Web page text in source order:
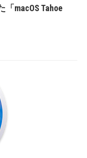
macOS Tahoe